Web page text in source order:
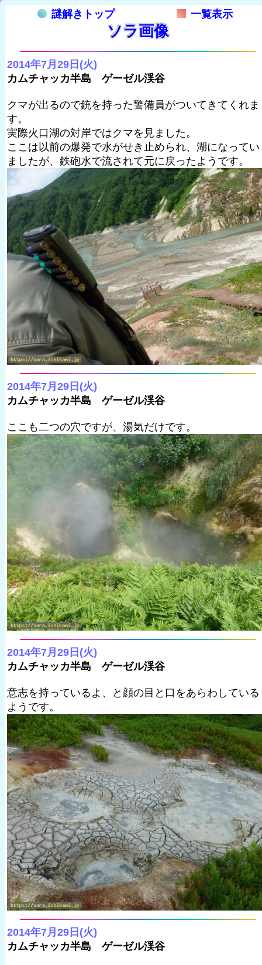
謎解きトップ 一覧表示
ソラ画像
2014年7月29日(火)
カムチャッカ半島 ゲーゼル渓谷
クマが出るので銃を持った警備員がついてきてくれま
す。
実際火口湖の対岸ではクマを見ました。
ここは以前の爆発で水がせき止められ、湖になってい
ましたが、鉄砲水で流されて元に戻ったようです。
2014年7月29日(火)
カムチャッカ半島 ゲーゼル渓谷
ここも二つの穴ですが、湯気だけです。
2014年7月29日(火)
カムチャッカ半島 ゲーゼル渓谷
意志を持っているよ、と顔の目と口をあらわしている
ようです。
2014年7月29日(火)
カムチャッカ半島 ゲーゼル渓谷